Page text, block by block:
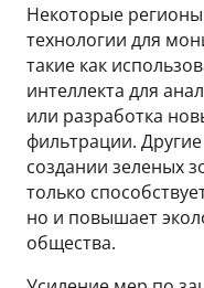
Некоторые
технологии для
такие как
интеллекта для
или разработка
фильтрации.
создании зеленых
только
но и повышает
общества.